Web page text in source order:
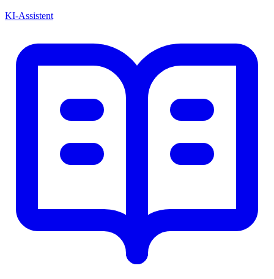
KI-Assistent